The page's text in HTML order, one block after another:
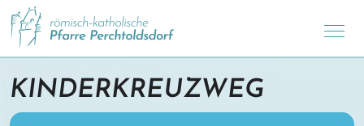
KINDERKREUZWEG